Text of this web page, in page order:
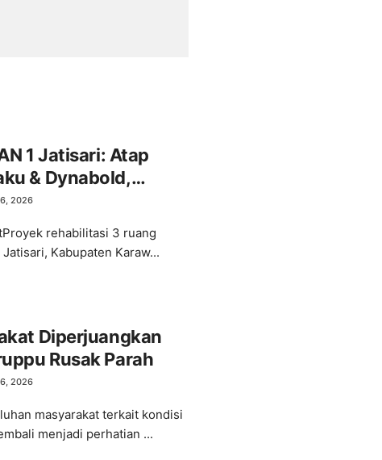
1 Jatisari: Atap
& Dynabold,
Indikasi
2026
rehabilitasi 3 ruang
Kabupaten Karaw...
Diperjuangkan
Rusak Parah
2026
masyarakat terkait kondisi
menjadi perhatian ...